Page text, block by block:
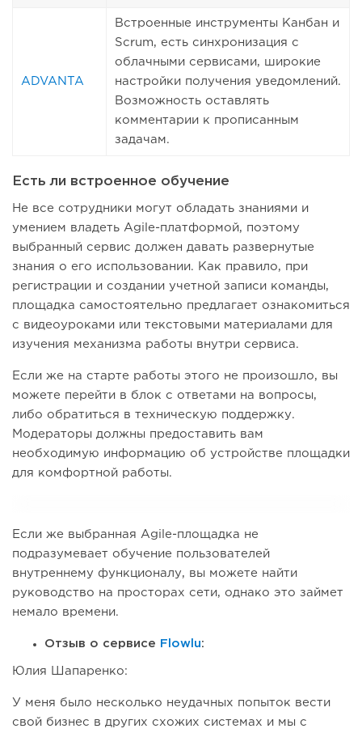
ADVANTA
Встроенные инструменты Канбан и
Scrum, есть синхронизация с
облачными сервисами, широкие
настройки получения уведомлений.
Возможность оставлять
комментарии к прописанным
задачам.
Есть ли встроенное обучение
Не все сотрудники могут обладать знаниями и
умением владеть Agile-платформой, поэтому
выбранный сервис должен давать развернутые
знания о его использовании. Как правило, при
регистрации и создании учетной записи команды,
площадка самостоятельно предлагает ознакомиться
с видеоуроками или текстовыми материалами для
изучения механизма работы внутри сервиса.
Если же на старте работы этого не произошло, вы
можете перейти в блок с ответами на вопросы,
либо обратиться в техническую поддержку.
Модераторы должны предоставить вам
необходимую информацию об устройстве площадки
для комфортной работы.
Если же выбранная Agile-площадка не
подразумевает обучение пользователей
внутреннему функционалу, вы можете найти
руководство на просторах сети, однако это займет
немало времени.
Отзыв о сервисе Flowlu:
Юлия Шапаренко:
У меня было несколько неудачных попыток вести
свой бизнес в других схожих системах и мы с